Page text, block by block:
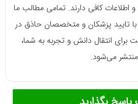
کافی دارند. تمامی مطالب ما
با تایید پزشکان و متخصصان حاذق در
برای انتقال دانش و تجربه به شما،
منتشر می‌شود.